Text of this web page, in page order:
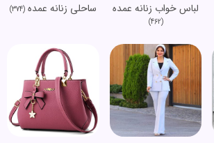
لباس خواب زنانه عمده
(462)
ساحلی زنانه عمده(374)